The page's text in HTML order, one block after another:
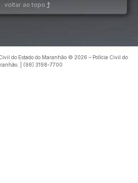
voltar ao topo
do Estado do Maranhão © 2026 – Polícia Civil do
| (98) 3198-7700